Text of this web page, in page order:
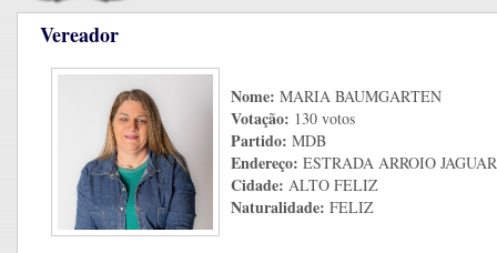
Vereador
Nome: MARIA BAUMGARTEN
Votação: 130 votos
Partido: MDB
Endereço: ESTRADA ARROIO
Cidade: ALTO FELIZ
Naturalidade: FELIZ